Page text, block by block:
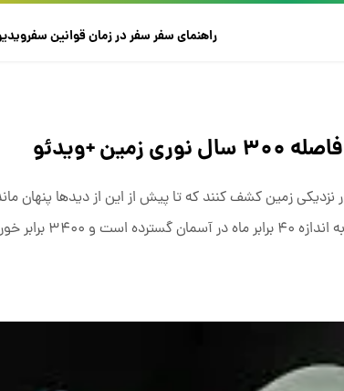
راهنمای سفرسفر در زمانقوانین سفر
+ویدئو
زمین کشف کنند که تا پیش از این از دیدها پنهان